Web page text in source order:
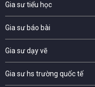
Gia sư tiểu học
Gia sư báo bài
Gia sư dạy vẽ
Gia sư hs trường quốc tế